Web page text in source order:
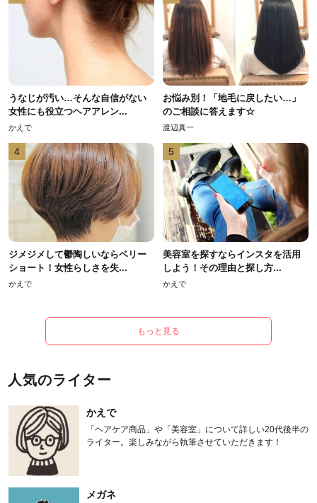
うなじが汚い…そんな自信がない
女性にも役立つヘアアレン...
かえで
お悩み別！「地毛に戻したい…」
のご相談に答えます☆
渡辺真一
4
ジメジメして鬱陶しいならベリー
ショート！女性らしさを失...
かえで
5
美容室を探すならインスタを活用
しよう！その理由と探し方...
かえで
もっと見る
人気のライター
かえで
「ヘアケア商品」や「美容室」について詳しい20代後半の
ライター。楽しみながら執筆させていただきます！
メガネ